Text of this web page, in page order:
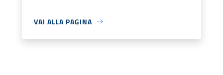
VAI ALLA PAGINA